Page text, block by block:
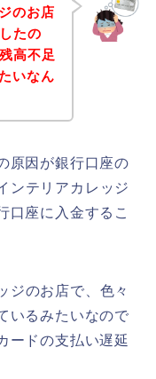
のお店
たの
高不足
いなん
原因が銀行口座の
ンテリアカレッジ
口座に入金するこ
ジのお店で、色々
いるみたいなので
ードの支払い遅延